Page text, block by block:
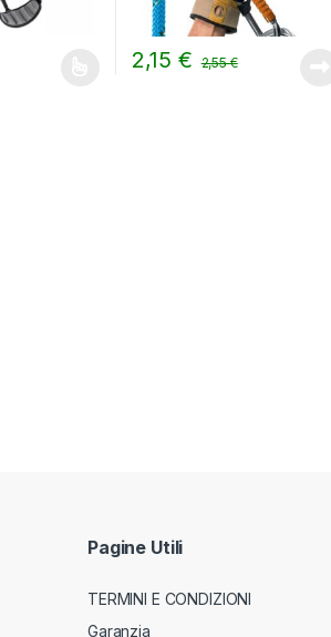
2,15 € 2,55€
Pagine Utili
TERMINI E CONDIZIONI
Garanzia